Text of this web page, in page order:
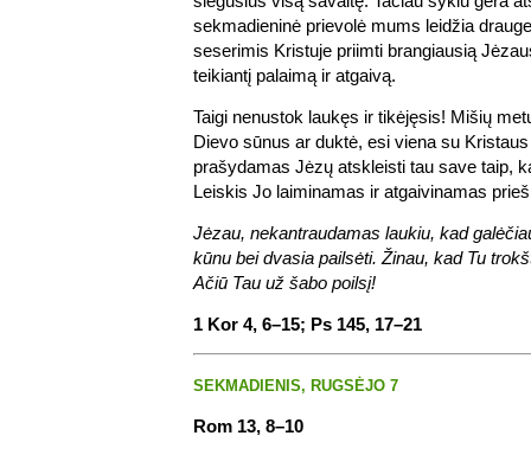
sekmadieninė prievolė mums leidžia
seserimis Kristuje priimti brangiausią
teikiantį palaimą ir atgaivą.
Taigi nenustok laukęs ir tikėjęsis! Mišių
Dievo sūnus ar duktė, esi viena su
prašydamas Jėzų atskleisti tau save taip,
Leiskis Jo laiminamas ir atgaivinamas
Jėzau, nekantraudamas laukiu, kad
kūnu bei dvasia pailsėti. Žinau, kad Tu
Ačiū Tau už šabo poilsį!
1 Kor 4, 6–15; Ps 145, 17–21
SEKMADIENIS, RUGSĖJO 7
Rom 13, 8–10